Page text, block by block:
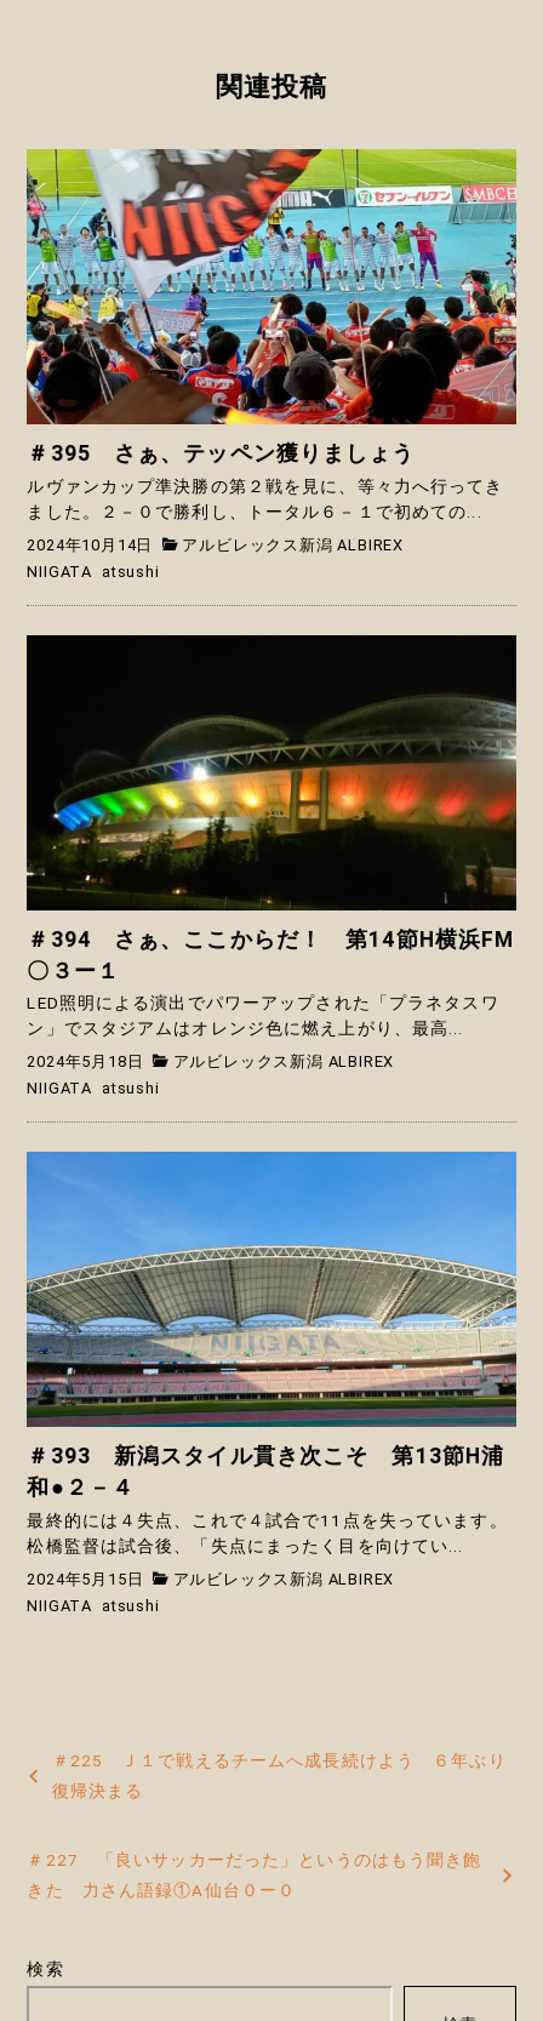
関連投稿
＃395 さぁ、テッペン獲りましょう
ルヴァンカップ準決勝の第２戦を見に、等々力へ行ってき
ました。２－０で勝利し、トータル６－１で初めての...
2024年10月14日
アルビレックス新潟 ALBIREX
NIIGATA
atsushi
＃394 さぁ、ここからだ！ 第14節H横浜FM
〇３ー１
LED照明による演出でパワーアップされた「プラネタスワ
ン」でスタジアムはオレンジ色に燃え上がり、最高...
2024年5月18日
アルビレックス新潟 ALBIREX
NIIGATA
atsushi
＃393 新潟スタイル貫き次こそ 第13節H浦
和●２－４
最終的には４失点、これで４試合で11点を失っています。
松橋監督は試合後、「失点にまったく目を向けてい...
2024年5月15日
アルビレックス新潟 ALBIREX
NIIGATA
atsushi
稿
ビ
ー
＃225 Ｊ１で戦えるチームへ成長続けよう ６年ぶり
復帰決まる
＃227 「良いサッカーだった」というのはもう聞き飽
きた 力さん語録①A仙台０ー０
検索